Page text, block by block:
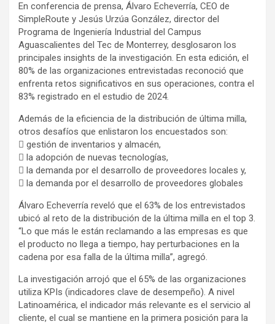
En conferencia de prensa, Álvaro Echeverría, CEO de
SimpleRoute y Jesús Urzúa González, director del
Programa de Ingeniería Industrial del Campus
Aguascalientes del Tec de Monterrey, desglosaron los
principales insights de la investigación. En esta edición, el
80% de las organizaciones entrevistadas reconoció que
enfrenta retos significativos en sus operaciones, contra el
83% registrado en el estudio de 2024.
Además de la eficiencia de la distribución de última milla,
otros desafíos que enlistaron los encuestados son:
 gestión de inventarios y almacén,
 la adopción de nuevas tecnologías,
 la demanda por el desarrollo de proveedores locales y,
 la demanda por el desarrollo de proveedores globales
Álvaro Echeverría reveló que el 63% de los entrevistados
ubicó al reto de la distribución de la última milla en el top 3.
“Lo que más le están reclamando a las empresas es que
el producto no llega a tiempo, hay perturbaciones en la
cadena por esa falla de la última milla”, agregó.
La investigación arrojó que el 65% de las organizaciones
utiliza KPIs (indicadores clave de desempeño). A nivel
Latinoamérica, el indicador más relevante es el servicio al
cliente, el cual se mantiene en la primera posición para la